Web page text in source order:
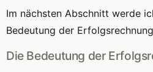
Im nächsten Abschnitt werde
Bedeutung der
Die Bedeutung der